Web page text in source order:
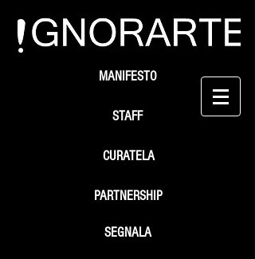
STAFF
SEGNALA
MANIFESTO
PARTNERSHIP
CURATELA